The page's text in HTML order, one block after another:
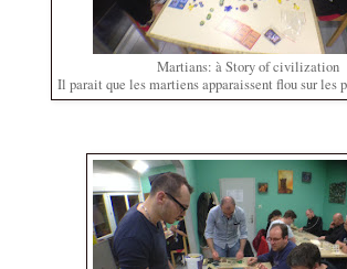
Martians: à Story of civilization
Il parait que les martiens apparaissent flou sur les